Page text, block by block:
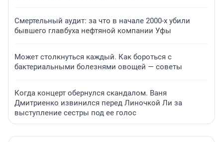
Смертельный аудит: за что в начале 2000-х убили
бывшего главбуха нефтяной компании Уфы
Может столкнуться каждый. Как бороться с
бактериальными болезнями овощей — советы
Когда концерт обернулся скандалом. Ваня
Дмитриенко извинился перед Линочкой Ли за
выступление сестры под ее голос